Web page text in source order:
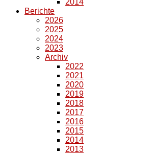
2014
Berichte
2026
2025
2024
2023
Archiv
2022
2021
2020
2019
2018
2017
2016
2015
2014
2013